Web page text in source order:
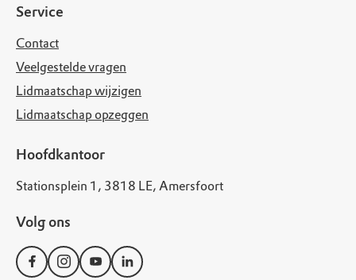
Service
Contact
Veelgestelde vragen
Lidmaatschap wijzigen
Lidmaatschap opzeggen
Hoofdkantoor
Stationsplein 1, 3818 LE, Amersfoort
Volg ons